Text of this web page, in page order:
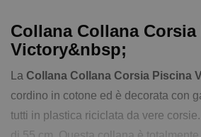
Collana Collana
Victory&nbsp;
La Collana Collana Corsia Piscina
cordino in cotone ed è decorata con
tutti in plastica riciclata da vere